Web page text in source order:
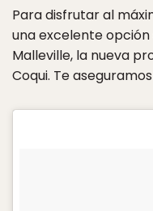
Para disfrutar al
una excelente opción
Malleville, la nueva
Coqui. Te